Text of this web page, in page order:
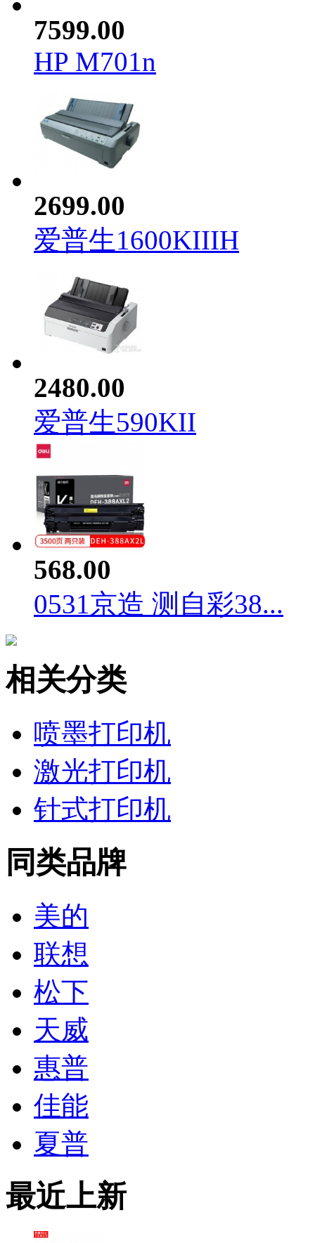
7599.00
HP M701n
2699.00
爱普生1600KIIIH
2480.00
爱普生590KII
568.00
0531京造 测自彩38...
相关分类
喷墨打印机
激光打印机
针式打印机
同类品牌
美的
联想
松下
天威
惠普
佳能
夏普
最近上新